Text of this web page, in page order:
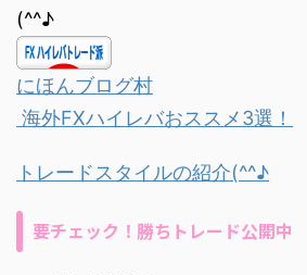
(^^♪
にほんブログ村
海外FXハイレバおススメ3選！
トレードスタイルの紹介(^^♪
要チェック！勝ちトレード公開中